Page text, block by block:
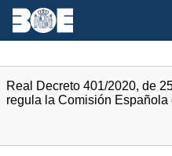
Real Decreto 401/2020, de
regula la Comisión